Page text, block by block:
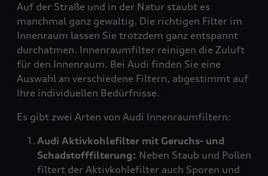
Auf der Straße und in der Natur staubt es
manchmal ganz gewaltig. Die richtigen Filter im
Innenraum lassen Sie trotzdem ganz entspannt
durchatmen. Innenraumfilter reinigen die Zuluft
für den Innenraum. Bei Audi finden Sie eine
Auswahl an verschiedene Filtern, abgestimmt auf
Ihre individuellen Bedürfnisse.
Es gibt zwei Arten von Audi Innenraumfiltern:
Audi Aktivkohlefilter mit Geruchs- und
Schadstofffilterung: Neben Staub und Pollen
filtert der Aktivkohlefilter auch Sporen und